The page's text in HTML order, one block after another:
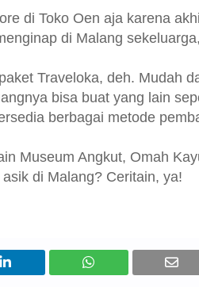
di Toko Oen aja karena
di Malang
Traveloka, deh. Mudah
bisa buat yang lain
berbagai metode
Museum Angkut, Omah
di Malang? Ceritain, ya!